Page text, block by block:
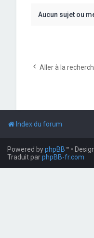
Aucun sujet ou
Aller à la
Index du forum
Powered byphpBB™ •
Traduit parphpBB-fr.com